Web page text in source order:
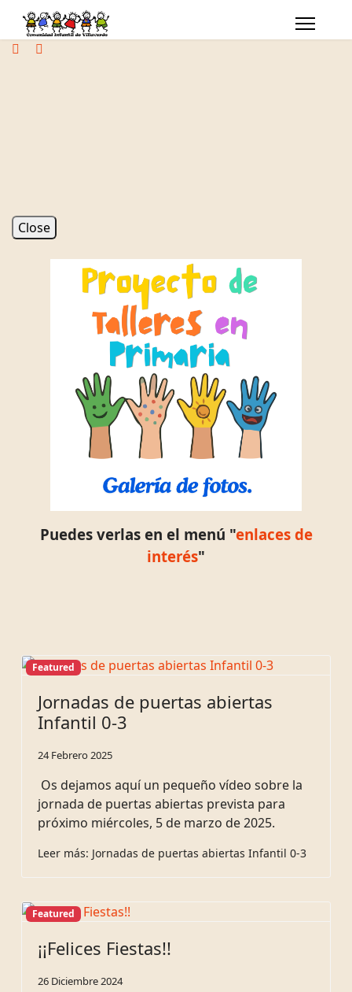
Close
Puedes verlas en el menú "enlaces de
interés"
Featured
Jornadas de puertas abiertas
Infantil 0-3
24 Febrero 2025
Os dejamos aquí un pequeño vídeo sobre la
jornada de puertas abiertas prevista para
próximo miércoles, 5 de marzo de 2025.
Leer más: Jornadas de puertas abiertas Infantil 0-3
Featured
¡¡Felices Fiestas!!
26 Diciembre 2024